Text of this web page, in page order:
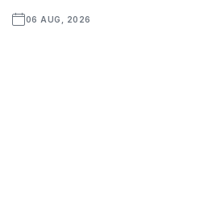
06 AUG, 2026